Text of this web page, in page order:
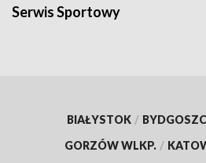
Serwis Sportowy
BIAŁYSTOK /
GORZÓW WLKP. /